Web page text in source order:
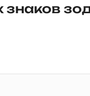
знаков